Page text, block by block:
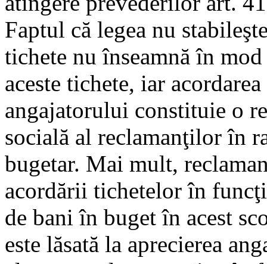
Faptul că legea nu
tichete nu înseamnă în
aceste tichete, iar
angajatorului constituie o
socială al reclamanţilor în
bugetar. Mai mult,
acordării tichetelor în
de bani în buget în acest
este lăsată la aprecierea